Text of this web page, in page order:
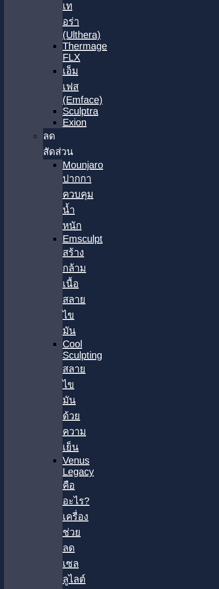
เท
อร่า
(Ulthera)
Thermage
FLX
เอ็ม
เฟส
(Emface)
Sculptra
Exion
ลด
สัดส่วน
Mounjaro
ปากกา
ควบคุม
น้ำ
หนัก
Emsculpt
สร้าง
กล้าม
เนื้อ
สลาย
ไข
มัน
Cool
Sculpting
สลาย
ไข
มัน
ด้วย
ความ
เย็น
Venus
Legacy
คือ
อะไร?
เครื่อง
ช่วย
ลด
เซล
ลูไลต์